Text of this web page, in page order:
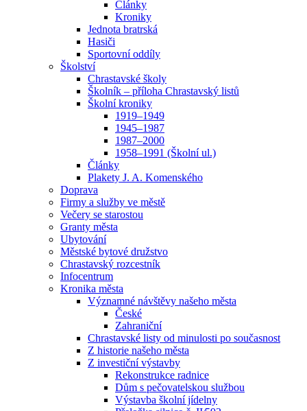
Články
Kroniky
Jednota bratrská
Hasiči
Sportovní oddíly
Školství
Chrastavské školy
Školník – příloha Chrastavský listů
Školní kroniky
1919–1949
1945–1987
1987–2000
1958–1991 (Školní ul.)
Články
Plakety J. A. Komenského
Doprava
Firmy a služby ve městě
Večery se starostou
Granty města
Ubytování
Městské bytové družstvo
Chrastavský rozcestník
Infocentrum
Kronika města
Významné návštěvy našeho města
České
Zahraniční
Chrastavské listy od minulosti po současnost
Z historie našeho města
Z investiční výstavby
Rekonstrukce radnice
Dům s pečovatelskou službou
Výstavba školní jídelny